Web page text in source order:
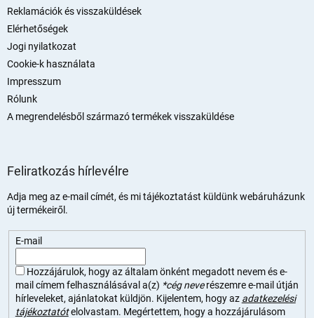
Reklamációk és visszaküldések
Elérhetőségek
Jogi nyilatkozat
Cookie-k használata
Impresszum
Rólunk
A megrendelésből származó termékek visszaküldése
Feliratkozás hírlevélre
Adja meg az e-mail címét, és mi tájékoztatást küldünk webáruházunk
új termékeiről.
E-mail
Hozzájárulok, hogy az általam önként megadott nevem és e-
mail címem felhasználásával a(z) *cég neverészemre e-mail útján
hírleveleket, ajánlatokat küldjön. Kijelentem, hogy az adatkezelési
tájékoztatót elolvastam. Megértettem, hogy a hozzájárulásom